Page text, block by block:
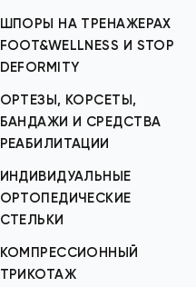
ШПОРЫ НА ТРЕНАЖЕРАХ
FOOT&WELLNESS И STOP
DEFORMITY
ОРТЕЗЫ, КОРСЕТЫ,
БАНДАЖИ И СРЕДСТВА
РЕАБИЛИТАЦИИ
ИНДИВИДУАЛЬНЫЕ
ОРТОПЕДИЧЕСКИЕ
СТЕЛЬКИ
КОМПРЕССИОННЫЙ
ТРИКОТАЖ